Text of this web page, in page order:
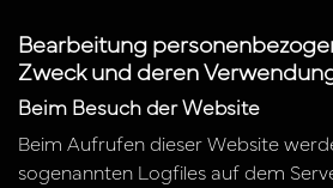
Bearbeitung
Zweck und deren
Beim Besuch der Website
Beim Aufrufen dieser Website
sogenannten Logfiles auf dem